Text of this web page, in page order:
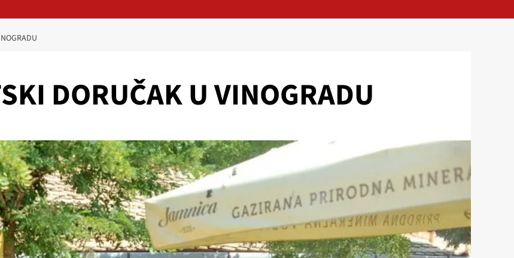
DORUČAK U VINOGRADU